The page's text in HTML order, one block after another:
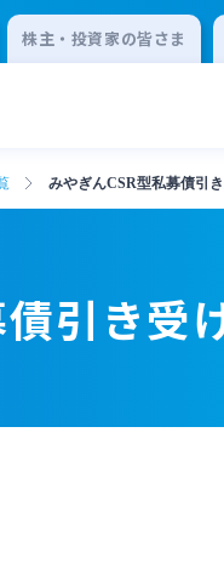
株主・投資家の皆さま
みやぎんCSR型私募債引
引き受